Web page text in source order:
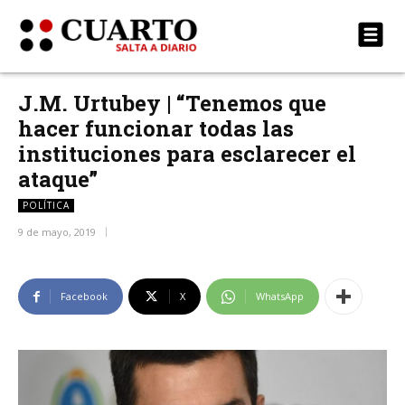
J.M. Urtubey | “Tenemos que
hacer funcionar todas las
instituciones para esclarecer el
ataque”
POLÍTICA
9 de mayo, 2019
Facebook X WhatsApp